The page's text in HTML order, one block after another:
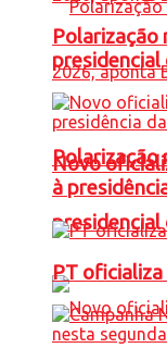
Polarização
presidencial
Polarização
presidencial
Novo
à
PT oficializa